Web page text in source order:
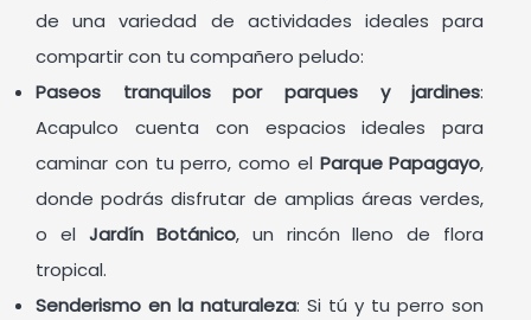
de una variedad de actividades ideales para
compartir con tu compañero peludo:
Paseos tranquilos por parques y jardines:
Acapulco cuenta con espacios ideales para
caminar con tu perro, como el Parque Papagayo,
donde podrás disfrutar de amplias áreas verdes,
o el Jardín Botánico, un rincón lleno de flora
tropical.
Senderismo en la naturaleza: Si tú y tu perro son